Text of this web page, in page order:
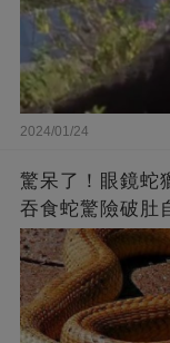
2024/01/24
驚呆了！眼鏡蛇
吞食蛇驚險破肚